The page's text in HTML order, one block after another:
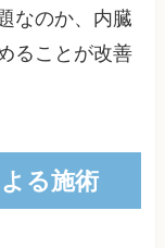
なのか、内臓
ることが改善
る施術